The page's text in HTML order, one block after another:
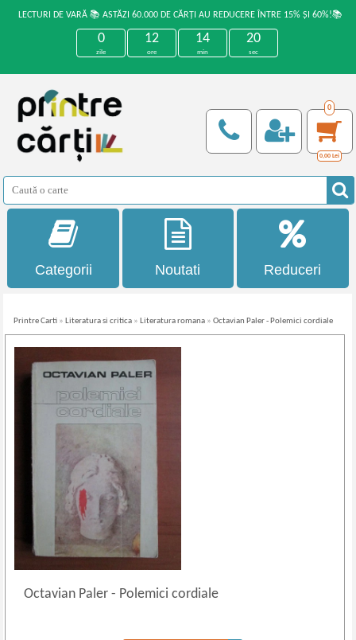
LECTURI DE VARĂ 📚 ASTĂZI 60.000 DE CĂRȚI AU REDUCERE ÎNTRE 15% ȘI 60%!📚
0
zile
12
ore
14
min
20
sec
0
0,00 Lei
Categorii Noutati Reduceri
Printre Carti » Literatura si critica » Literatura romana »Octavian Paler - Polemici cordiale
Octavian Paler- Polemici cordiale